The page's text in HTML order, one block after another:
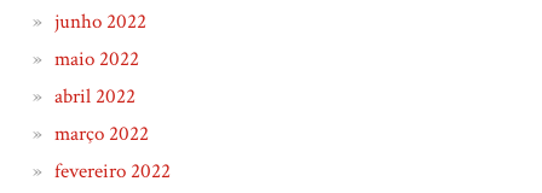
junho 2022
maio 2022
abril 2022
março 2022
fevereiro 2022